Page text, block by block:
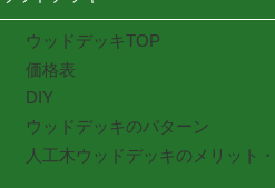
ウッドデッキTOP
価格表
DIY
ウッドデッキのパターン
人工木ウッドデッキのメリット